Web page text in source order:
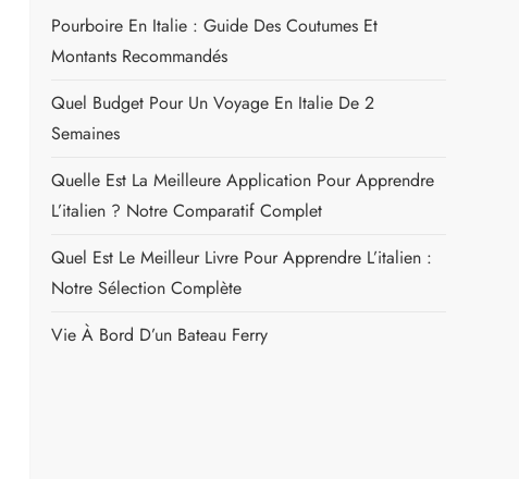
Pourboire En Italie : Guide Des Coutumes Et
Montants Recommandés
Quel Budget Pour Un Voyage En Italie De 2
Semaines
Quelle Est La Meilleure Application Pour Apprendre
L’italien ? Notre Comparatif Complet
Quel Est Le Meilleur Livre Pour Apprendre L’italien :
Notre Sélection Complète
Vie À Bord D’un Bateau Ferry